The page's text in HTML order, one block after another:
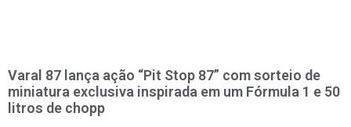
Varal 87 lança ação “Pit Stop 87” com sorteio de
miniatura exclusiva inspirada em um Fórmula 1 e 50
litros de chopp